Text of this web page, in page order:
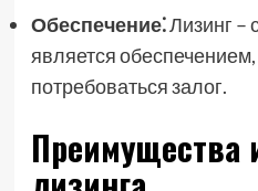
Обеспечение⁚Лизинг –
является
потребоваться залог.
Преимущества